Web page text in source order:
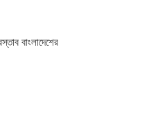
বাংলাদেশের